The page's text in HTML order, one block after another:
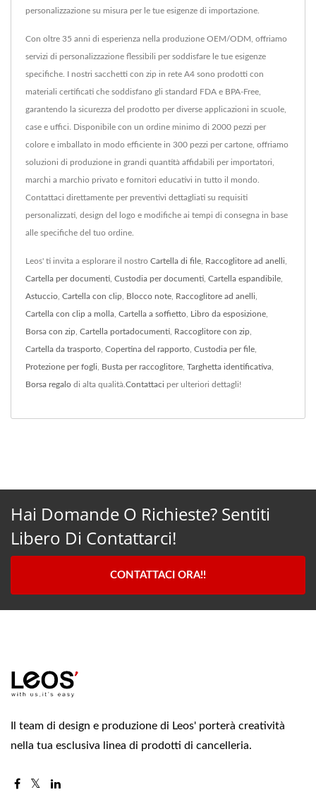
personalizzazione su misura per le tue esigenze di importazione.
Con oltre 35 anni di esperienza nella produzione OEM/ODM, offriamo
servizi di personalizzazione flessibili per soddisfare le tue esigenze
specifiche. I nostri sacchetti con zip in rete A4 sono prodotti con
materiali certificati che soddisfano gli standard FDA e BPA-Free,
garantendo la sicurezza del prodotto per diverse applicazioni in scuole,
case e uffici. Disponibile con un ordine minimo di 2000 pezzi per
colore e imballato in modo efficiente in 300 pezzi per cartone, offriamo
soluzioni di produzione in grandi quantità affidabili per importatori,
marchi a marchio privato e fornitori educativi in tutto il mondo.
Contattaci direttamente per preventivi dettagliati su requisiti
personalizzati, design del logo e modifiche ai tempi di consegna in base
alle specifiche del tuo ordine.
Leos' ti invita a esplorare il nostro Cartella di file Raccoglitore ad anelli
Cartella per documenti Custodia per documenti Cartella espandibile
Astuccio Cartella con clip Blocco note Raccoglitore ad anelli
Cartella con clip a molla Cartella a soffietto Libro da esposizione
Borsa con zip Cartella portadocumenti Raccoglitore con zip
Cartella da trasporto Copertina del rapporto Custodia per file
Protezione per fogli Busta per raccoglitore Targhetta identificativa
Borsa regalo di alta qualità. Contattaci per ulteriori dettagli!
Hai Domande O Richieste? Sentiti
Libero Di Contattarci!
CONTATTACI ORA!!
Il team di design e produzione di Leos' porterà creatività
nella tua esclusiva linea di prodotti di cancelleria.